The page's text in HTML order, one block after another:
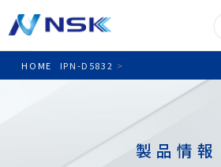
HOME >
IPN-D5832
製品情報